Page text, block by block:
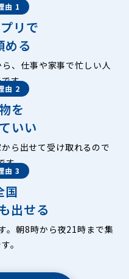
由 1
リで
める
、仕事や家事で忙しい人
す。
由 2
を
いい
ら出せて受け取れるので
す。
由 3
国
出せる
。朝8時から夜21時まで集
。